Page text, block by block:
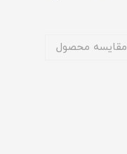
مقایسه محصول